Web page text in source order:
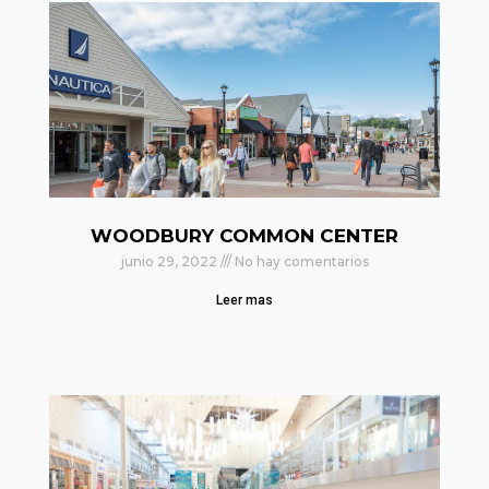
WOODBURY COMMON CENTER
junio 29, 2022 No hay comentarios
Leer mas